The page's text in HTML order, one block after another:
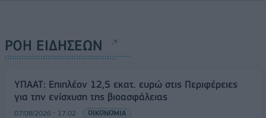
ΡΟΗ ΕΙΔΗΣΕΩΝ
ΥΠΑΑΤ: Επιπλέον 12,5 εκατ. ευρώ στις Περιφέρειες
για την ενίσχυση της βιοασφάλειας
07/08/2026 - 17:02 ΟΙΚΟΝΟΜΙΑ